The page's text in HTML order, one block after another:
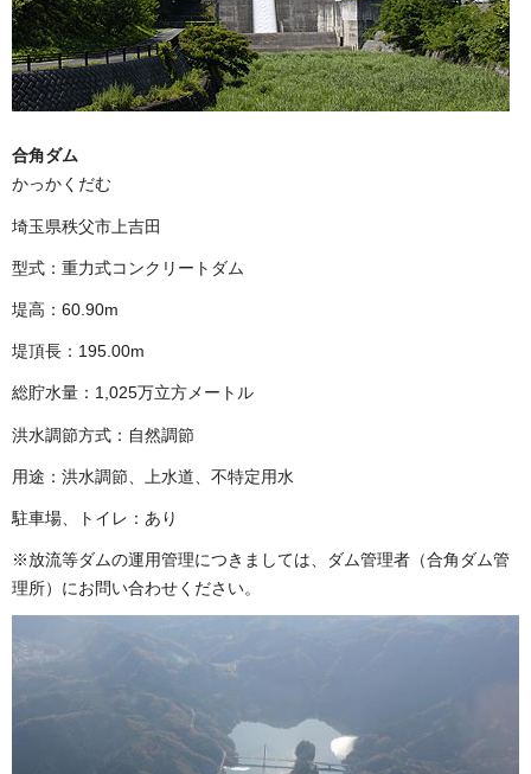
合角ダム
かっかくだむ
埼玉県秩父市上吉田
型式：重力式コンクリートダム
堤高：60.90m
堤頂長：195.00m
総貯水量：1,025万立方メートル
洪水調節方式：自然調節
用途：洪水調節、上水道、不特定用水
駐車場、トイレ：あり
※放流等ダムの運用管理につきましては、ダム管理者（合角ダム管
理所）にお問い合わせください。